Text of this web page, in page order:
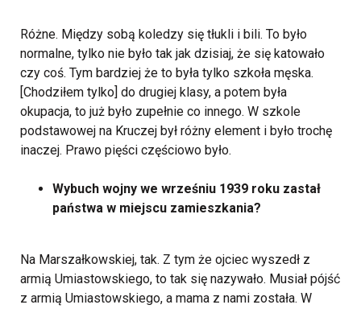
Różne. Między sobą koledzy się tłukli i bili. To było
normalne, tylko nie było tak jak dzisiaj, że się katowało
czy coś. Tym bardziej że to była tylko szkoła męska.
[Chodziłem tylko] do drugiej klasy, a potem była
okupacja, to już było zupełnie co innego. W szkole
podstawowej na Kruczej był różny element i było trochę
inaczej. Prawo pięści częściowo było.
Wybuch wojny we wrześniu 1939 roku zastał
państwa w miejscu zamieszkania?
Na Marszałkowskiej, tak. Z tym że ojciec wyszedł z
armią Umiastowskiego, to tak się nazywało. Musiał pójść
z armią Umiastowskiego, a mama z nami została. W